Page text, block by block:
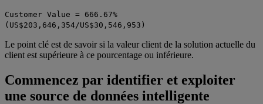
Customer Value = 666.67%
(US$203,646,354/US$30,546,953)
Le point clé est de savoir si la valeur client de la solution actuelle du
client est supérieure à ce pourcentage ou inférieure.
Commencez par identifier et exploiter
une source de données intelligente